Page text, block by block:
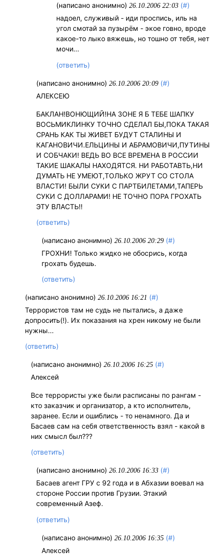
(написано анонимно)26.10.2006 22:03 (#)
надоел, служивый - иди проспись, иль на
угол смотай за пузырём - экое говно, вроде
какое-то лыко вяжешь, но тошно от тебя, нет
мочи...
(ответить)
(написано анонимно)26.10.2006 20:09 (#)
АЛЕКСЕЮ
БАКЛАН!ВОНЮЩИЙ!НА ЗОНЕ Я Б ТЕБЕ ШАПКУ
ВОСЬМИКЛИНКУ ТОЧНО СДЕЛАЛ БЫ,ПОКА ТАКАЯ
СРАНЬ КАК ТЫ ЖИВЕТ БУДУТ СТАЛИНЫ И
КАГАНОВИЧИ.ЕЛЬЦИНЫ И АБРАМОВИЧИ,ПУТИНЫ
И СОБЧАКИ! ВЕДЬ ВО ВСЕ ВРЕМЕНА В РОССИИ
ТАКИЕ ШАКАЛЫ НАХОДЯТСЯ. НИ РАБОТАВТЬ,НИ
ДУМАТЬ НЕ УМЕЮТ,ТОЛЬКО ЖРУТ СО СТОЛА
ВЛАСТИ! БЫЛИ СУКИ С ПАРТБИЛЕТАМИ,ТАПЕРЬ
СУКИ С ДОЛЛАРАМИ! НЕ ТОЧНО ПОРА ГРОХАТЬ
ЭТУ ВЛАСТЬ!!
(ответить)
(написано анонимно) 26.10.2006 20:29 (#)
ГРОХНИ! Только жидко не обосрись, когда
грохать будешь.
(ответить)
(написано анонимно)26.10.2006 16:21 (#)
Террористов там не судь не пытались, а даже
допросить(!). Их показания на хрен никому не были
нужны...
(ответить)
(написано анонимно) 26.10.2006 16:25 (#)
Алексей
Все террористы уже были расписаны по рангам -
кто заказчик и организатор, а кто исполнитель,
заранее. Если и ошиблись - то ненамного. Да и
Басаев сам на себя ответственность взял - какой в
них смысл был???
(ответить)
(написано анонимно)26.10.2006 16:33 (#)
Басаев агент ГРУ с 92 года и в Абхазии воевал на
стороне России против Грузии. Этакий
современный Азеф.
(ответить)
(написано анонимно) 26.10.2006 16:35 (#)
Алексей